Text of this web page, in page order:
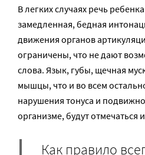
В легких случаях речь
замедленная, бедная
движения органов
ограничены, что не дают
слова. Язык, губы, щечная
мышцы, что и во всем
нарушения тонуса и
организме, будут отмечаться
Как правило